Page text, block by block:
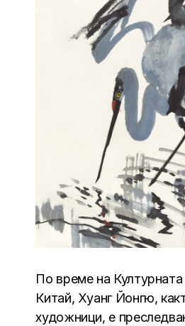
По време на
Китай, Хуанг Йонгю,
художници, е